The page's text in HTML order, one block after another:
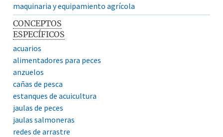
maquinaria y equipamiento agrícola
CONCEPTOS
ESPECÍFICOS
acuarios
alimentadores para peces
anzuelos
cañas de pesca
estanques de acuicultura
jaulas de peces
jaulas salmoneras
redes de arrastre